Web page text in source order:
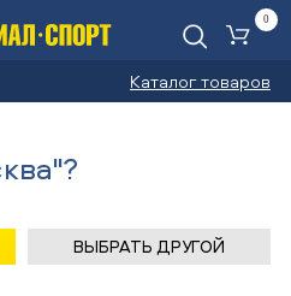
Каталог товаров
0
горные/Обувь
ВЫБРАТЬ ДРУГОЙ